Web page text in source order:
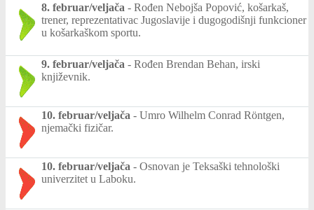
8. februar/veljača - Rođen Nebojša Popović, košarkaš,
trener, reprezentativac Jugoslavije i dugogodišnji funkcioner
u košarkaškom sportu.
9. februar/veljača - Rođen Brendan Behan, irski
književnik.
10. februar/veljača - Umro Wilhelm Conrad Röntgen,
njemački fizičar.
10. februar/veljača - Osnovan je Teksaški tehnološki
univerzitet u Laboku.